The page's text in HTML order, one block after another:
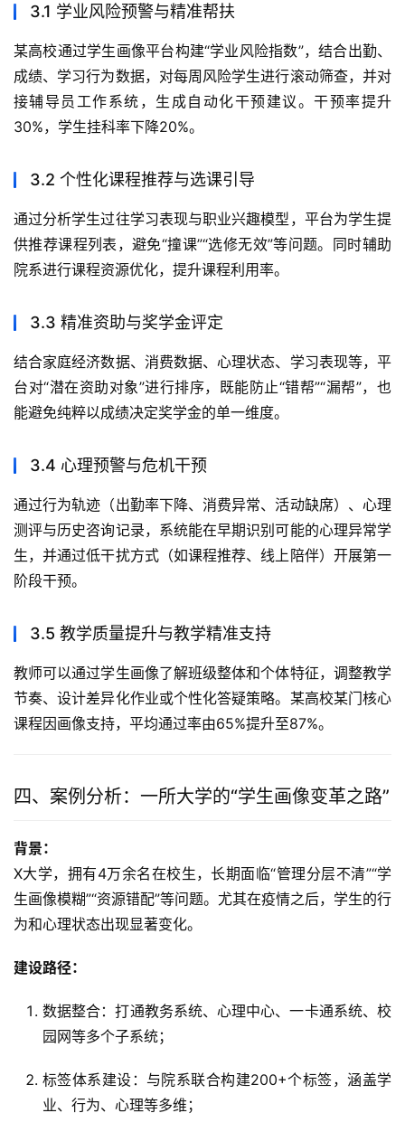
3.1 学业风险预警与精准帮扶
某高校通过学生画像平台构建“学业风险指数”，结合出勤、
成绩、学习行为数据，对每周风险学生进行滚动筛查，并对
接辅导员工作系统，生成自动化干预建议。干预率提升
30%，学生挂科率下降20%。
3.2 个性化课程推荐与选课引导
通过分析学生过往学习表现与职业兴趣模型，平台为学生提
供推荐课程列表，避免“撞课”“选修无效”等问题。同时辅助
院系进行课程资源优化，提升课程利用率。
3.3 精准资助与奖学金评定
结合家庭经济数据、消费数据、心理状态、学习表现等，平
台对“潜在资助对象”进行排序，既能防止“错帮”“漏帮”，也
能避免纯粹以成绩决定奖学金的单一维度。
3.4 心理预警与危机干预
通过行为轨迹（出勤率下降、消费异常、活动缺席）、心理
测评与历史咨询记录，系统能在早期识别可能的心理异常学
生，并通过低干扰方式（如课程推荐、线上陪伴）开展第一
阶段干预。
3.5 教学质量提升与教学精准支持
教师可以通过学生画像了解班级整体和个体特征，调整教学
节奏、设计差异化作业或个性化答疑策略。某高校某门核心
课程因画像支持，平均通过率由65%提升至87%。
四、案例分析：一所大学的“学生画像变革之路”
背景：
X大学，拥有4万余名在校生，长期面临“管理分层不清”“学
生画像模糊”“资源错配”等问题。尤其在疫情之后，学生的行
为和心理状态出现显著变化。
建设路径：
数据整合：打通教务系统、心理中心、一卡通系统、校
园网等多个子系统；
标签体系建设：与院系联合构建200+个标签，涵盖学
业、行为、心理等多维；